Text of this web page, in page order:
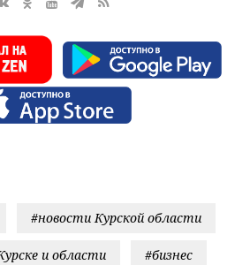
#новости Курской области
и области #бизнес